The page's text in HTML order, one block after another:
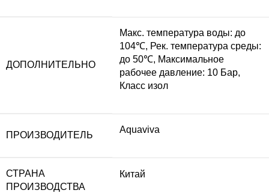
ДОПОЛНИТЕЛЬНО
Макс. температура воды: до
104℃, Рек. температура среды:
до 50℃, Максимальное
рабочее давление: 10 Бар,
Класс изол
ПРОИЗВОДИТЕЛЬ
Aquaviva
СТРАНА
ПРОИЗВОДСТВА
Китай